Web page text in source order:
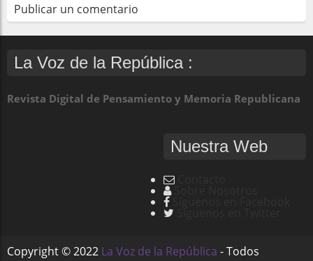
Publicar un comentario
La Voz de la República :
Revista Digital de Pensamiento y Memoria Republicana
Nuestra Web
Copyright ©2022 La Voz de la República - Todos